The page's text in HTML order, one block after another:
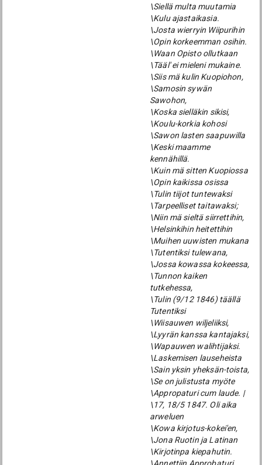
\Siellä multa muutamia
\Kulu ajastaikasia.
\Josta wierryin Wiipurihin
\Opin korkeemman osihin.
\Waan Opisto ollutkaan
\Tääl' ei mieleni mukaine.
\Siis mä kulin Kuopiohon,
\Samosin sywän
Sawohon,
\Koska sielläkin sikisi,
\Koulu-korkia kohosi
\Sawon lasten saapuwilla
\Keski maamme
kennähillä.
\Kuin mä sitten Kuopiossa
\Opin kaikissa osissa
\Tulin tiijot tuntewaksi
\Tarpeelliset taitawaksi;
\Niin mä sieltä siirrettihin,
\Helsinkihin heitettihin
\Muihen uuwisten mukana
\Tutentiksi tulewana,
\Jossa kowassa kokeessa,
\Tunnon kaiken
tutkehessa,
\Tulin (9/12 1846) täällä
Tutentiksi
\Wiisauwen wiljeliiksi,
\Lyyrän kanssa kantajaksi,
\Wapauwen walihtijaksi.
\Laskemisen lauseheista
\Sain yksin yheksän-toista,
\Se on julistusta myöte
\Appropaturi cum laude. |
\17, 18/5 1847. Oli aika
arweluen
\Kowa kirjotus-kokei'en,
\Jona Ruotin ja Latinan
\Kirjotinpa kiepahutin.